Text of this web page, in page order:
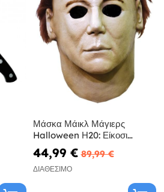
Μάσκα Μάικλ Μάγιερς
Halloween Η20: Είκοσι
χρόνια μετά
44,99 € 89,99 €
ΔΙΑΘΈΣΙΜΟ